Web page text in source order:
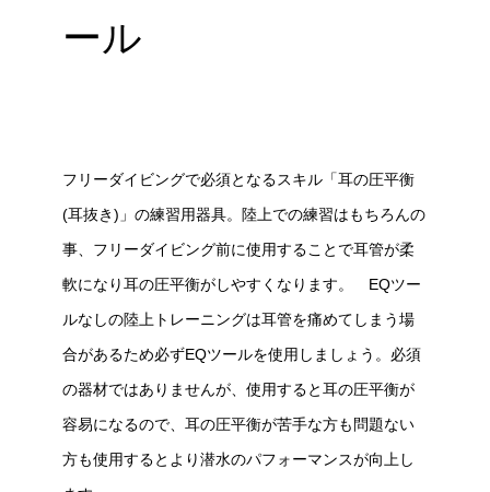
ール
フリーダイビングで必須となるスキル「耳の圧平衡
(耳抜き)」の練習用器具。陸上での練習はもちろんの
事、フリーダイビング前に使用することで耳管が柔
軟になり耳の圧平衡がしやすくなります。 EQツー
ルなしの陸上トレーニングは耳管を痛めてしまう場
合があるため必ずEQツールを使用しましょう。必須
の器材ではありませんが、使用すると耳の圧平衡が
容易になるので、耳の圧平衡が苦手な方も問題ない
方も使用するとより潜水のパフォーマンスが向上し